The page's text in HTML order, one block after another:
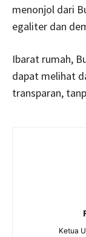
menonjol dari
egaliter dan
Ibarat rumah,
dapat melihat
transparan,
Ketua